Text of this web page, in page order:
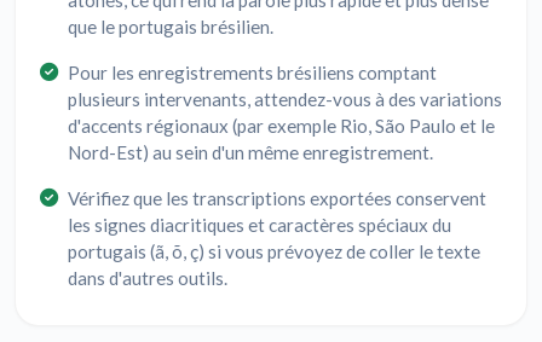
que le portugais brésilien.
Pour les enregistrements brésiliens comptant
plusieurs intervenants, attendez-vous à des variations
d'accents régionaux (par exemple Rio, São Paulo et le
Nord-Est) au sein d'un même enregistrement.
Vérifiez que les transcriptions exportées conservent
les signes diacritiques et caractères spéciaux du
portugais (ã, õ, ç) si vous prévoyez de coller le texte
dans d'autres outils.